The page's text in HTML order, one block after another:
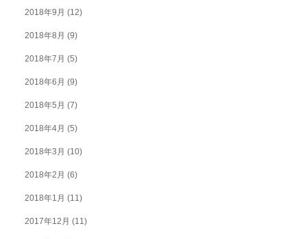
2018年9月 (12)
2018年8月 (9)
2018年7月 (5)
2018年6月 (9)
2018年5月 (7)
2018年4月 (5)
2018年3月 (10)
2018年2月 (6)
2018年1月 (11)
2017年12月 (11)